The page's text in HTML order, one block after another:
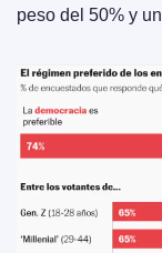
peso del 50% y un